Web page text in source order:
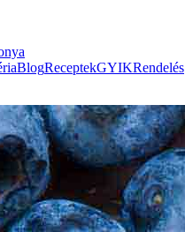
BlogReceptekGYIKRendelés